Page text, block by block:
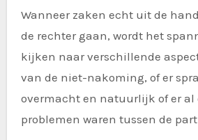
Wanneer zaken echt uit de
de rechter gaan, wordt het
kijken naar verschillende
van de niet-nakoming, of er
overmacht en natuurlijk of er al
problemen waren tussen de